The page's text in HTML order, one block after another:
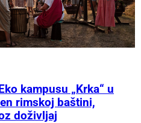
kampusu „Krka“ u
rimskoj baštini,
doživljaj